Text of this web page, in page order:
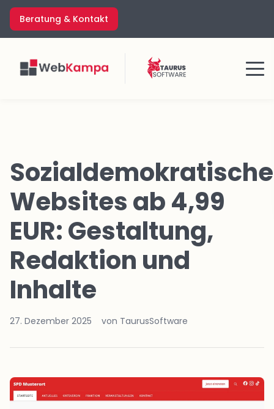
Zum
Inhalt
springen
Beratung & Kontakt
Menü
Sozialdemokratische
Websites ab 4,99
EUR: Gestaltung,
Redaktion und
Inhalte
27. Dezember 2025 von TaurusSoftware